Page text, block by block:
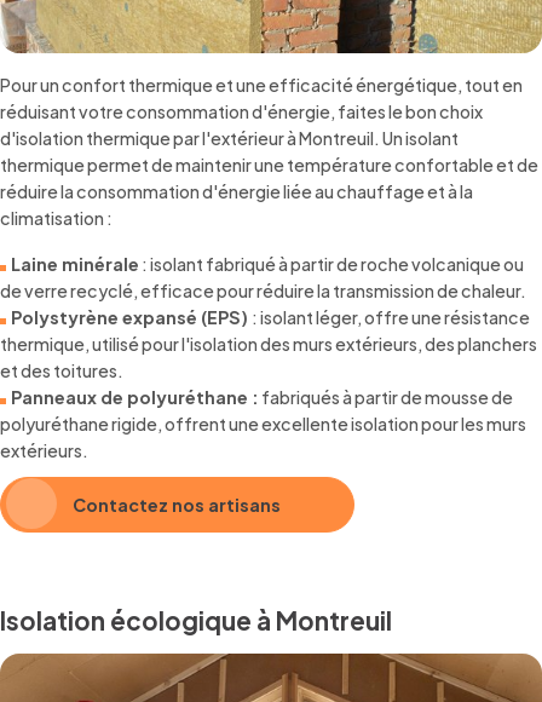
Pour un confort thermique et une efficacité énergétique, tout en
réduisant votre consommation d'énergie, faites le bon choix
d'isolation thermique par l'extérieur à Montreuil. Un isolant
thermique permet de maintenir une température confortable et de
réduire la consommation d'énergie liée au chauffage et à la
climatisation :
Laine minérale : isolant fabriqué à partir de roche volcanique ou
de verre recyclé, efficace pour réduire la transmission de chaleur.
Polystyrène expansé (EPS) : isolant léger, offre une résistance
thermique, utilisé pour l'isolation des murs extérieurs, des planchers
et des toitures.
Panneaux de polyuréthane : fabriqués à partir de mousse de
polyuréthane rigide, offrent une excellente isolation pour les murs
extérieurs.
Contactez nos artisans
Isolation écologique à Montreuil